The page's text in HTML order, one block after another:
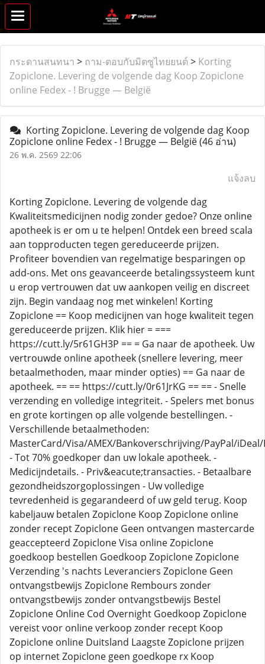
กระดานสนทนา > ถาม-ตอบกับมิตซูไทยยนต์ > Korting
Zopiclone. Levering de volgende dag Koop Zopiclone
online Fedex - ! Brugge — België
Korting Zopiclone. Levering de volgende dag Koop
Zopiclone online Fedex - ! Brugge — België(46 อ่าน)
26 พ.ค. 2569 22:06
แจ้งลบ
Korting Zopiclone. Levering de volgende dag
Kwaliteitsmedicijnen nodig zonder gedoe? Onze online
apotheek is er om u te helpen! Ontdek een breed scala
aan topproducten tegen gereduceerde prijzen.
Profiteer bovendien van regelmatige besparingen op
add-ons. Met ons geavanceerde betalingssysteem kunt
u erop vertrouwen dat uw aankopen veilig en discreet
zijn. Begin vandaag nog met winkelen! Korting
Zopiclone == Koop medicijnen van hoge kwaliteit tegen
gereduceerde prijzen. Klik hier = ===
https://cutt.ly/5r61GH3P == = Ga naar de apotheek. Uw
vertrouwde online apotheek (snellere levering, meer
betaalmethoden, maar minder opties) == Ga naar de
apotheek. == == https://cutt.ly/0r61JrKG == == - Snelle
verzending en volledige integriteit. - Spelers met bonus
en grote kortingen op alle volgende bestellingen. -
Verschillende betaalmethoden:
MasterCard/Visa/AMEX/Bankoverschrijving/PayPal/
- Tot 70% goedkoper dan uw lokale apotheek. -
Medicijndetails. - Priv&eacute;transacties. - Betaalbare
gezondheidszorgoplossingen - Uw volledige
tevredenheid is gegarandeerd of uw geld terug. Koop
kabeljauw betalen Zopiclone Koop Zopiclone online
zonder recept Zopiclone Geen ontvangen mastercarde
geaccepteerd Zopiclone Visa online Zopiclone
goedkoop bestellen Goedkoop Zopiclone Zopiclone
Verzending 's nachts Leveranciers Zopiclone Geen
ontvangstbewijs Zopiclone Rembours zonder
ontvangstbewijs zonder ontvangstbewijs Bestel
Zopiclone Online Cod Overnight Goedkoop Zopiclone
vereist voor online verkoop zonder recept Koop
Zopiclone online Duitsland Laagste Zopiclone prijzen
op internet Zopiclone geen goedkope rx Koop